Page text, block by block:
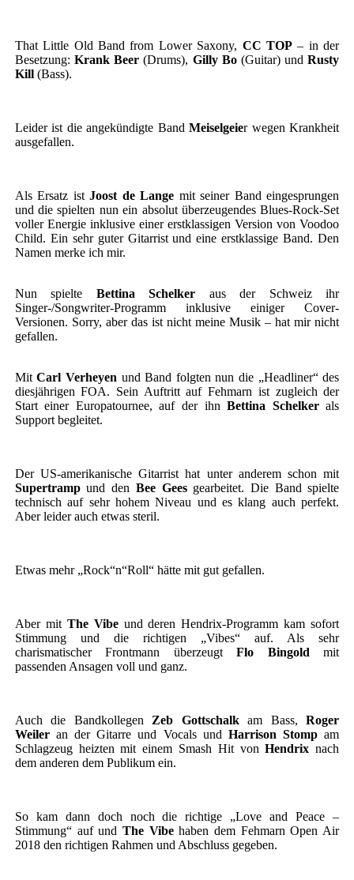
That Little Old Band from Lower Saxony, CC TOP – in der
Besetzung: Krank Beer (Drums), Gilly Bo(Guitar) undRusty
Kill(Bass).
Leider ist die angekündigte BandMeiselgeier wegen Krankheit
ausgefallen.
Als Ersatz istJoost de Lange mit seiner Band eingesprungen
und die spielten nun ein absolut überzeugendes Blues-Rock-Set
voller Energie inklusive einer erstklassigen Version von Voodoo
Child. Ein sehr guter Gitarrist und eine erstklassige Band. Den
Namen merke ich mir.
Nun spielte Bettina Schelker aus der Schweiz ihr
Singer-/Songwriter-Programm inklusive einiger Cover-
Versionen. Sorry, aber das ist nicht meine Musik – hat mir nicht
gefallen.
MitCarl Verheyen und Band folgten nun die „Headliner“ des
diesjährigen FOA. Sein Auftritt auf Fehmarn ist zugleich der
Start einer Europatournee, auf der ihnBettina Schelkerals
Support begleitet.
Der US-amerikanische Gitarrist hat unter anderem schon mit
Supertrampund den Bee Geesgearbeitet. Die Band spielte
technisch auf sehr hohem Niveau und es klang auch perfekt.
Aber leider auch etwas steril.
Etwas mehr „Rock“n“Roll“ hätte mit gut gefallen.
Aber mit The Vibeund deren Hendrix-Programm kam sofort
Stimmung und die richtigen „Vibes“ auf. Als sehr
charismatischer Frontmann überzeugtFlo Bingold mit
passenden Ansagen voll und ganz.
Auch die Bandkollegen Zeb Gottschalkam Bass,Roger
Weileran der Gitarre und Vocals und Harrison Stomp am
Schlagzeug heizten mit einem Smash Hit vonHendrixnach
dem anderen dem Publikum ein.
So kam dann doch noch die richtige „Love and Peace –
Stimmung“ auf und The Vibehaben dem Fehmarn Open Air
2018 den richtigen Rahmen und Abschluss gegeben.